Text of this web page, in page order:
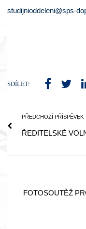
studijnioddeleni@sps-
SDÍLET:
PŘEDCHOZÍ PŘÍSPĚVEK
ŘEDITELSKÉ
FOTOSOUTĚŽ